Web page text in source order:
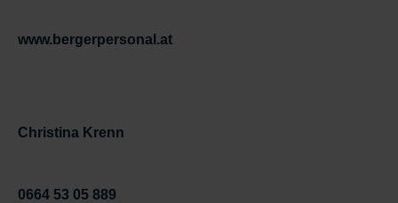
www.bergerpersonal.at
Christina Krenn
0664 53 05 889